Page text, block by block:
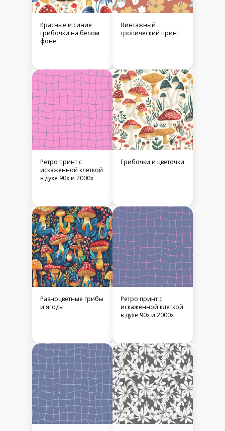
Красные и синие
грибочки на белом
фоне
Винтажный
тропический принт
Ретро принт с
искаженной клеткой
в духе 90х и 2000х
Грибочки и цветочки
Разноцветные грибы
и ягоды
Ретро принт с
искаженной клеткой
в духе 90х и 2000х